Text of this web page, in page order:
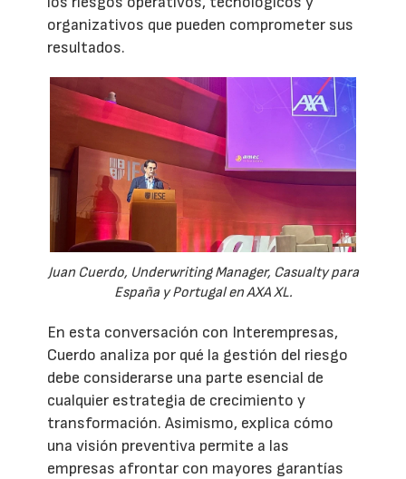
organizativos que pueden comprometer sus
resultados.
Juan Cuerdo, Underwriting Manager, Casualty para
España y Portugal en AXA XL.
En esta conversación con Interempresas,
Cuerdo analiza por qué la gestión del riesgo
debe considerarse una parte esencial de
cualquier estrategia de crecimiento y
transformación. Asimismo, explica cómo
una visión preventiva permite a las
empresas afrontar con mayores garantías